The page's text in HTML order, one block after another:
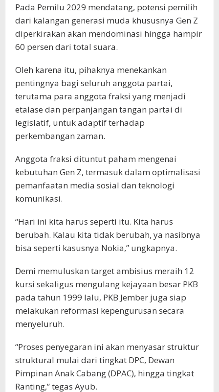
Pada Pemilu 2029 mendatang, potensi pemilih
dari kalangan generasi muda khususnya Gen Z
diperkirakan akan mendominasi hingga hampir
60 persen dari total suara.
Oleh karena itu, pihaknya menekankan
pentingnya bagi seluruh anggota partai,
terutama para anggota fraksi yang menjadi
etalase dan perpanjangan tangan partai di
legislatif, untuk adaptif terhadap
perkembangan zaman.
Anggota fraksi dituntut paham mengenai
kebutuhan Gen Z, termasuk dalam optimalisasi
pemanfaatan media sosial dan teknologi
komunikasi.
“Hari ini kita harus seperti itu. Kita harus
berubah. Kalau kita tidak berubah, ya nasibnya
bisa seperti kasusnya Nokia,” ungkapnya.
Demi memuluskan target ambisius meraih 12
kursi sekaligus mengulang kejayaan besar PKB
pada tahun 1999 lalu, PKB Jember juga siap
melakukan reformasi kepengurusan secara
menyeluruh.
“Proses penyegaran ini akan menyasar struktur
struktural mulai dari tingkat DPC, Dewan
Pimpinan Anak Cabang (DPAC), hingga tingkat
Ranting,” tegas Ayub.